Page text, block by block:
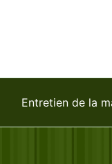
Entretien de la